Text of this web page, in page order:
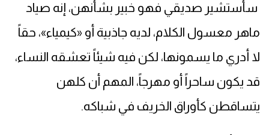
سأستشير صديقي فهو خبير بشأنهن، إنه صياد
ماهر معسول الكلام، لديه جاذبية أو «كيمياء»، حقاً
لا أدري ما يسمونها، لكن فيه شيئاً تعشقه النساء،
قد يكون ساحراً أو مهرجاً، المهم أن كلهن
يتساقطن كأوراق الخريف في شباكه.